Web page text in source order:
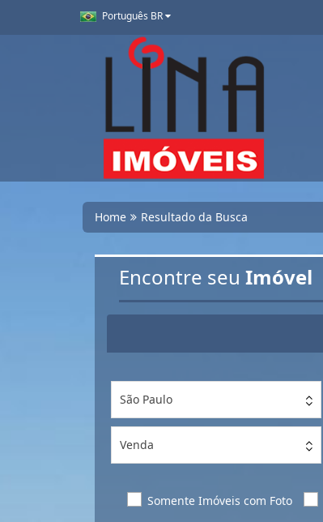
Português BR
Home Resultado da Busca
Encontre seu Imóvel
São Paulo
Venda
Somente Imóveis com Foto